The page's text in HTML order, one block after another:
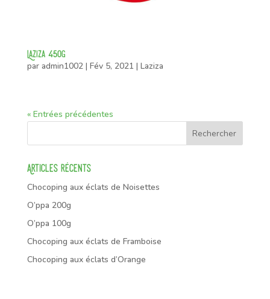
Laziza 450g
par admin1002| Fév 5, 2021 | Laziza
« Entrées précédentes
Articles récents
Chocoping aux éclats de Noisettes
O’ppa 200g
O’ppa 100g
Chocoping aux éclats de Framboise
Chocoping aux éclats d’Orange